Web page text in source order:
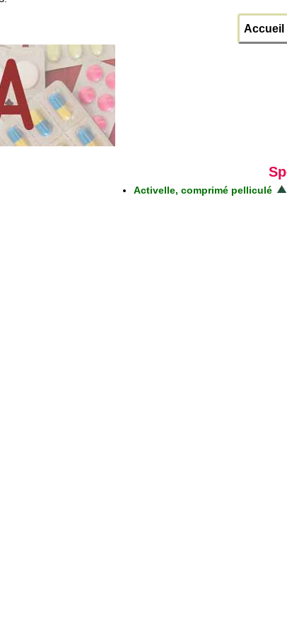
Accueil
Activelle, comprimé pelliculé